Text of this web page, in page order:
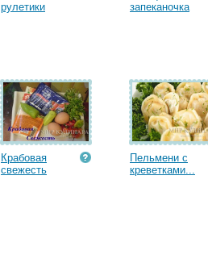
рулетики
запеканочка
Крабовая
cвежесть
Пельмени с
креветками...